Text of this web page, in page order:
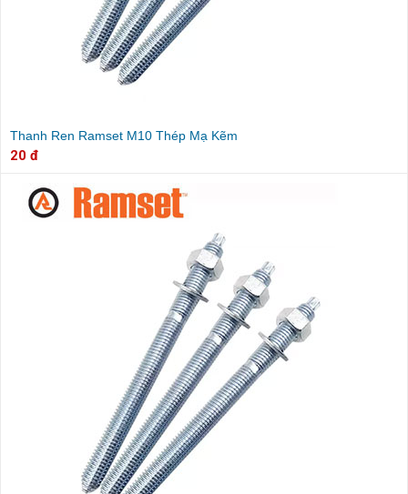
Thanh Ren Ramset M10 Thép Mạ Kẽm
20 đ